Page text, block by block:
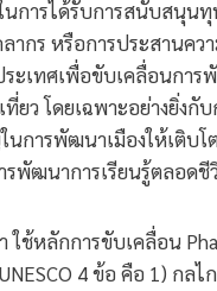
นการได้รับการสนับสนุน
ากร หรือการประสานคว
ระเทศเพื่อขับเคลื่อนการ
ที่ยว โดยเฉพาะอย่างยิ่งกั
นการพัฒนาเมืองให้เติบโ
รพัฒนาการเรียนรู้ตลอดชี
หลักการขับเคลื่อน
4 ข้อ คือ 1) กลไ